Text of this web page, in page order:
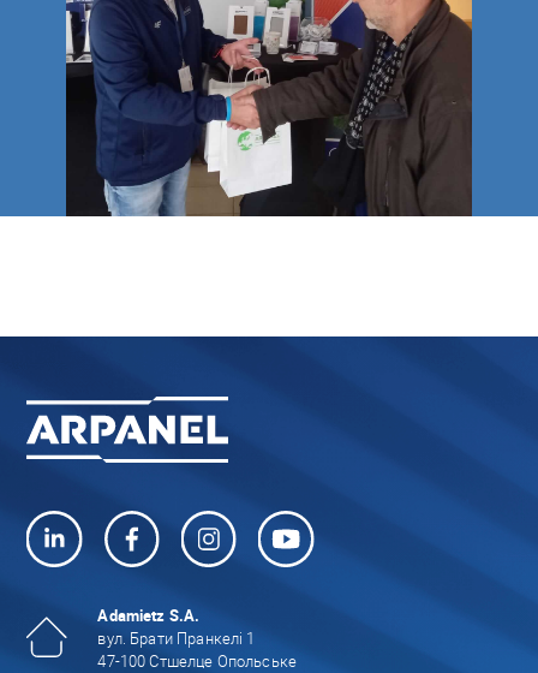
Adamietz S.A.
вул. Брати Пранкелі 1
47-100 Стшелце Опольське